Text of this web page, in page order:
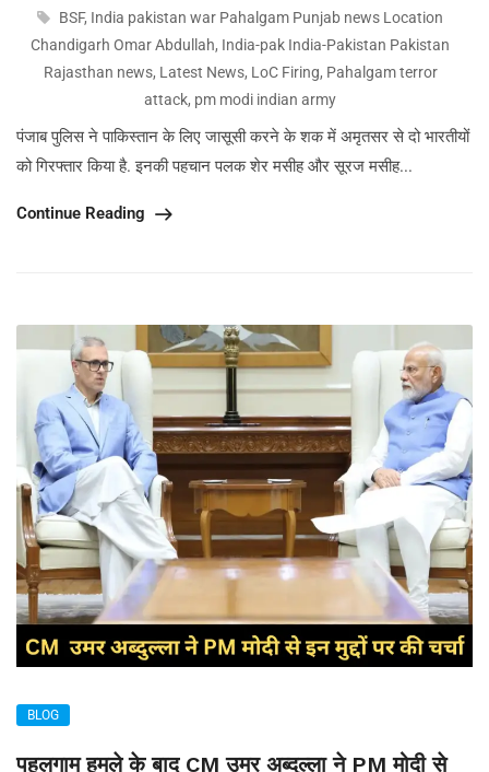
BSF, India pakistan war Pahalgam Punjab news Location
Chandigarh Omar Abdullah, India-pak India-Pakistan Pakistan
Rajasthan news, Latest News, LoC Firing, Pahalgam terror
attack, pm modi indian army
पंजाब पुलिस ने पाकिस्तान के लिए जासूसी करने के शक में अमृतसर से दो भारतीयों
को गिरफ्तार किया है. इनकी पहचान पलक शेर मसीह और सूरज मसीह...
Continue Reading
BLOG
पहलगाम हमले के बाद CM उमर अब्दुल्ला ने PM मोदी से